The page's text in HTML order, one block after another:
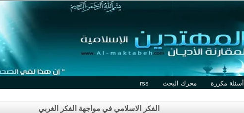
أسئلة مكررة محرك البحث rss
الفكر الاسلامي في مواجهة الفكر الغربي